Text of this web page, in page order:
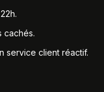
cachés.
service client réactif.